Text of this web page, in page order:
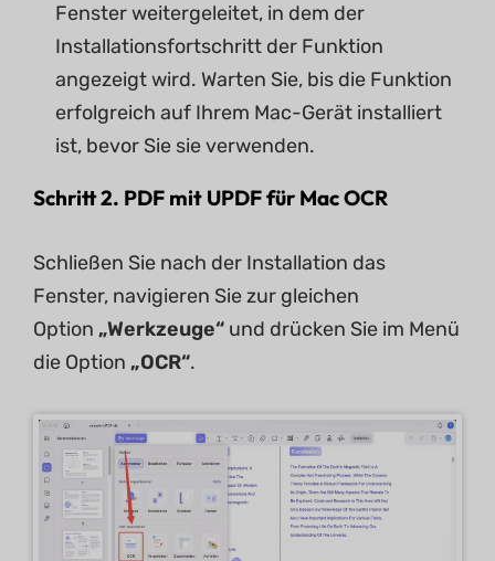
Fenster weitergeleitet, in dem der
Installationsfortschritt der Funktion
angezeigt wird. Warten Sie, bis die Funktion
erfolgreich auf Ihrem Mac-Gerät installiert
ist, bevor Sie sie verwenden.
Schritt 2. PDF mit UPDF für Mac OCR
Schließen Sie nach der Installation das
Fenster, navigieren Sie zur gleichen
Option „Werkzeuge“ und drücken Sie im Menü
die Option „OCR“.